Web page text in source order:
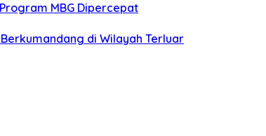
MBG Dipercepat
di Wilayah Terluar